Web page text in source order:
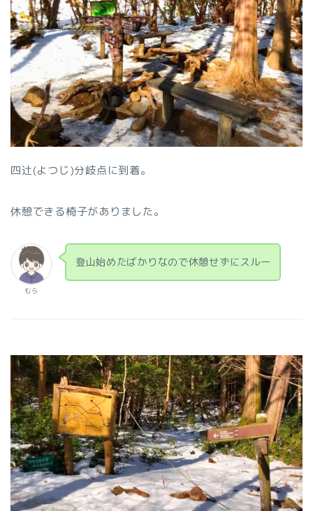
四辻(よつじ)分岐点に到着。
休憩できる椅子がありました。
むら
登山始めたばかりなので休憩せずにスルー